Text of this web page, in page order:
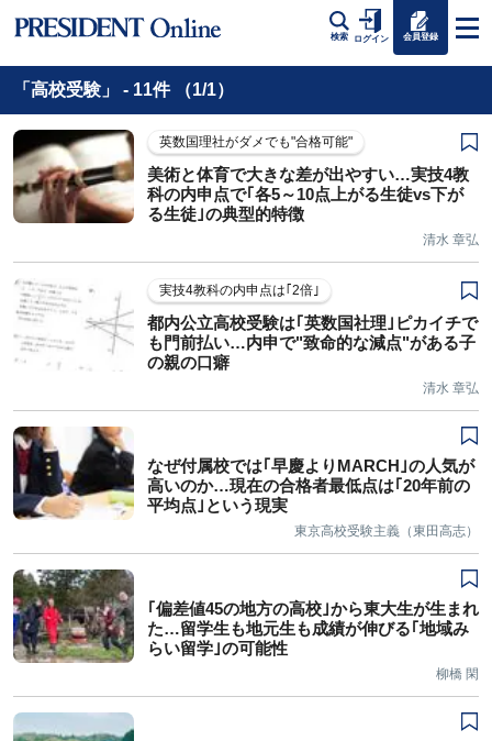
検索 ログイン 会員登録
「高校受験」 - 11件 （1/1）
英数国理社がダメでも"合格可能"
美術と体育で大きな差が出やすい…実技4教
科の内申点で｢各5～10点上がる生徒vs下が
る生徒｣の典型的特徴
清水 章弘
実技4教科の内申点は｢2倍｣
都内公立高校受験は｢英数国社理｣ピカイチで
も門前払い…内申で"致命的な減点"がある子
の親の口癖
清水 章弘
なぜ付属校では｢早慶よりMARCH｣の人気が
高いのか…現在の合格者最低点は｢20年前の
平均点｣という現実
東京高校受験主義（東田高志）
｢偏差値45の地方の高校｣から東大生が生まれ
た…留学生も地元生も成績が伸びる｢地域み
らい留学｣の可能性
柳橋 閑